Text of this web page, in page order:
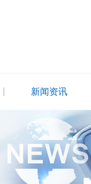
新闻资讯